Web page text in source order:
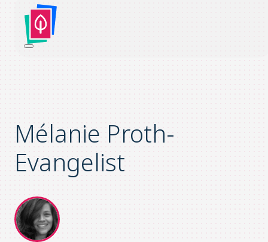
Mélanie Proth-
Evangelist